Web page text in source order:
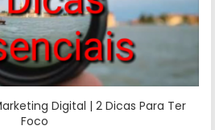
Digital | 2 Dicas Para Ter
Foco